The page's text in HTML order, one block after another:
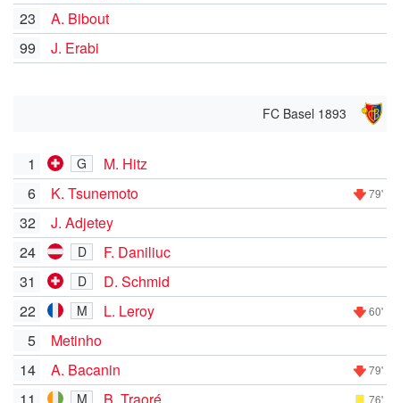
23
A. Bibout
99
J. Erabi
FC Basel 1893
1 G
M. Hitz
6
K. Tsunemoto 79'
32
J. Adjetey
24
D
F. Daniliuc
31
D
D. Schmid
22
M L. Leroy 60'
5
Metinho
14
A. Bacanin 79'
11 M B. Traoré 76'